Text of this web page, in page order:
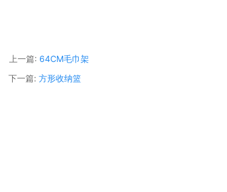
上一篇: 64CM毛巾架
下一篇: 方形收纳篮